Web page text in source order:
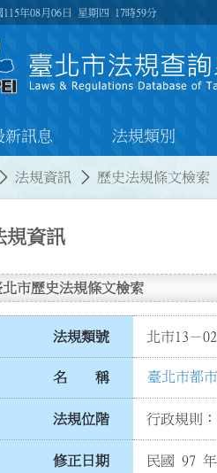
115年08月06日 星期四 17時59分
新訊息 法規類別
法規資訊 歷史法規條文檢索
規資訊
北市歷史法規條文檢索
法規類號 北市13－
名 稱 臺北市都
法規位階 行政規則
修正日期 民國 97